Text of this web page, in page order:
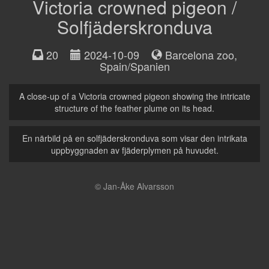
Victoria crowned pigeon /
Solfjäderskronduva
20 2024-10-09 Barcelona zoo,
Spain/Spanien
A close-up of a Victoria crowned pigeon showing the intricate
structure of the feather plume on its head.
En närbild på en solfjäderskronduva som visar den intrikata
uppbyggnaden av fjäderplymen på huvudet.
© Jan-Åke Alvarsson